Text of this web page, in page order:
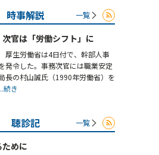
時事解説 一覧
官は「労働シフト」に
厚生労働省は4日付で、幹部人事
発令した。事務次官には職業安定
長の村山誠氏（1990年労働省）を
続き
聴診記 一覧
めに